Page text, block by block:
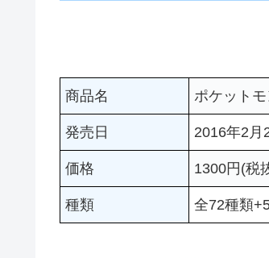
商品名 ポケット
発売日 2016年2月
価格 1300円(税
種類 全72種類